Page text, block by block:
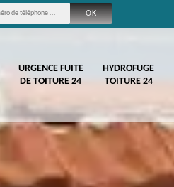
URGENCE FUITE
DE TOITURE 24
HYDROFUGE
TOITURE 24